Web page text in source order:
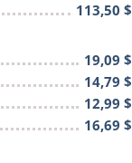
113,50 $
19,09 $
14,79 $
12,99 $
16,69 $